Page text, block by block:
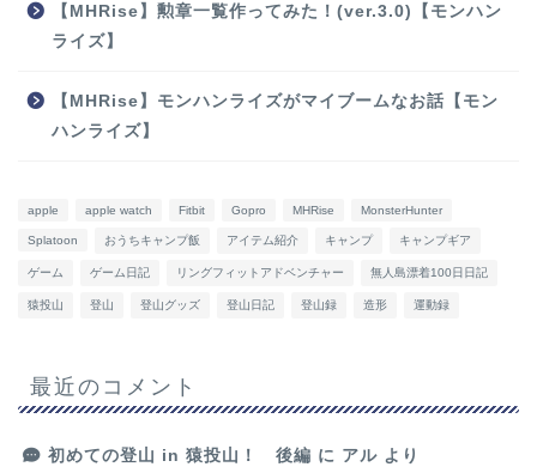
【MHRise】勲章一覧作ってみた！(ver.3.0)【モンハン
ライズ】
【MHRise】モンハンライズがマイブームなお話【モン
ハンライズ】
apple apple watch Fitbit Gopro MHRise MonsterHunter
Splatoon おうちキャンプ飯 アイテム紹介 キャンプ キャンプギア
ゲーム ゲーム日記 リングフィットアドベンチャー 無人島漂着100日日記
猿投山 登山 登山グッズ 登山日記 登山録 造形 運動録
最近のコメント
初めての登山 in 猿投山！ 後編 に アル より